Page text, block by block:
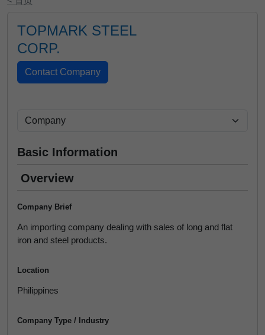
TOPMARK STEEL
CORP.
Basic Information
Overview
Company Brief
An importing company dealing with sales of long and flat
iron and steel products.
Location
Philippines
Company Type / Industry